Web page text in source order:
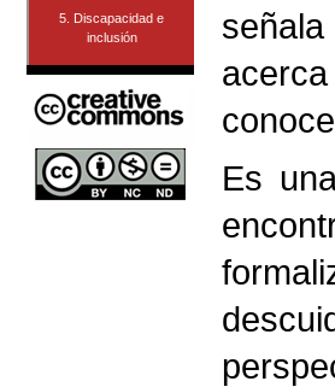
5. Discapacidad e
inclusión
Es